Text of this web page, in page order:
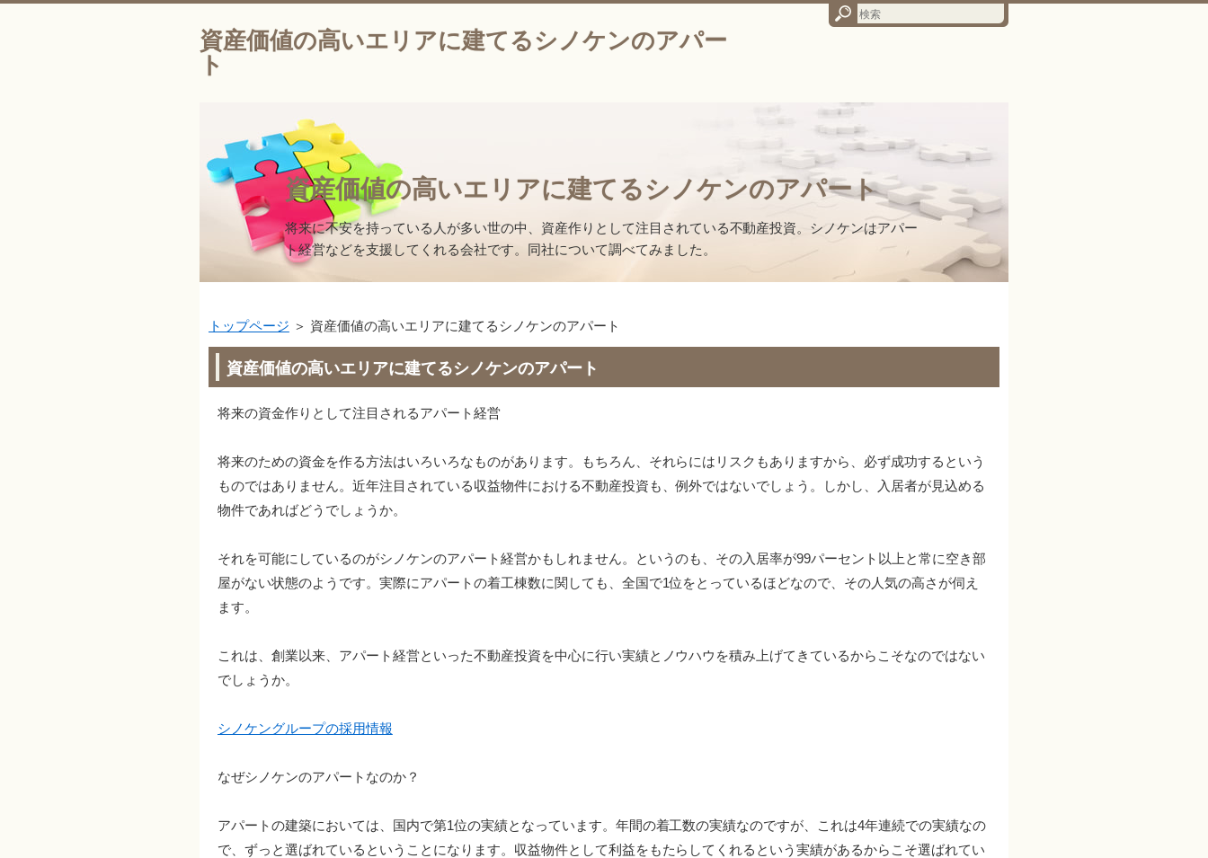
資産価値の高いエリアに建てるシノケンのアパー
ト
資産価値の高いエリアに建てるシノケンのアパート
将来に不安を持っている人が多い世の中、資産作りとして注目されている不動産投資。シノケンはアパー
ト経営などを支援してくれる会社です。同社について調べてみました。
トップページ ＞ 資産価値の高いエリアに建てるシノケンのアパート
資産価値の高いエリアに建てるシノケンのアパート
将来の資金作りとして注目されるアパート経営
将来のための資金を作る方法はいろいろなものがあります。もちろん、それらにはリスクもありますから、必ず成功するという
ものではありません。近年注目されている収益物件における不動産投資も、例外ではないでしょう。しかし、入居者が見込める
物件であればどうでしょうか。
それを可能にしているのがシノケンのアパート経営かもしれません。というのも、その入居率が99パーセント以上と常に空き部
屋がない状態のようです。実際にアパートの着工棟数に関しても、全国で1位をとっているほどなので、その人気の高さが伺え
ます。
これは、創業以来、アパート経営といった不動産投資を中心に行い実績とノウハウを積み上げてきているからこそなのではない
でしょうか。
シノケングループの採用情報
なぜシノケンのアパートなのか？
アパートの建築においては、国内で第1位の実績となっています。年間の着工数の実績なのですが、これは4年連続での実績なの
で、ずっと選ばれているということになります。収益物件として利益をもたらしてくれるという実績があるからこそ選ばれてい